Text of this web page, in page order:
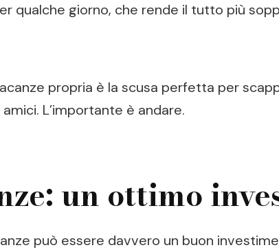
qualche giorno, che rende il tutto più
propria è la scusa perfetta per
L’importante è andare.
un ottimo
può essere davvero un buon